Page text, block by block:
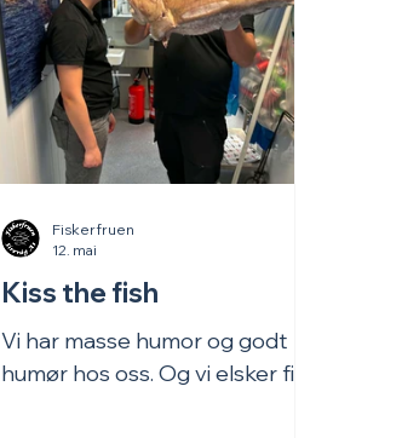
Kiss the fish
Vi har masse humor og godt
humør hos oss. Og vi elsker fisk
Fiskerfruen
12. mai